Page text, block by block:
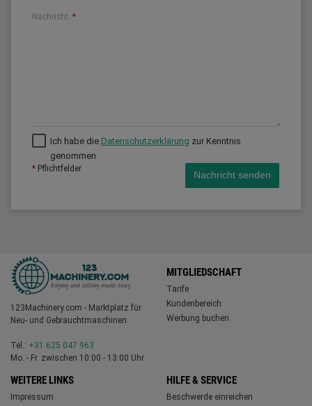
Nachricht: *
Ich habe die Datenschutzerklärung zur Kenntnis
genommen
* Pflichtfelder
Nachricht senden
123Machinery.com - Marktplatz für
Neu- und Gebrauchtmaschinen
Tel.: +31 625 047 963
Mo. - Fr. zwischen 10:00 - 13:00 Uhr
MITGLIEDSCHAFT
Tarife
Kundenbereich
Werbung buchen
WEITERE LINKS
Impressum
HILFE & SERVICE
Beschwerde einreichen